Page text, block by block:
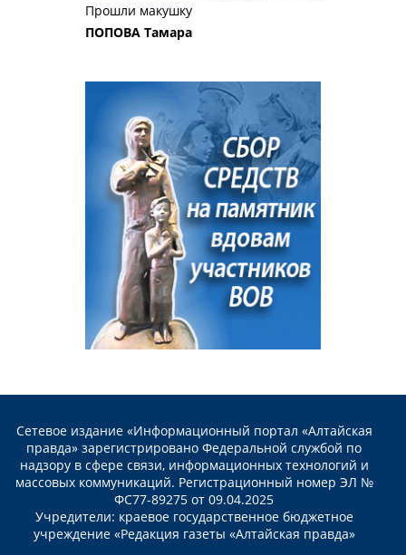
Прошли макушку
ПОПОВА Тамара
Сетевое издание «Информационный портал «Алтайская
правда» зарегистрировано Федеральной службой по
надзору в сфере связи, информационных технологий и
массовых коммуникаций. Регистрационный номер ЭЛ №
ФС77-89275 от 09.04.2025
Учредители: краевое государственное бюджетное
учреждение «Редакция газеты «Алтайская правда»